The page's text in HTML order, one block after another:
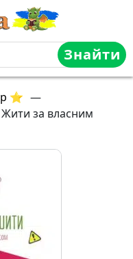
Знайти
⭐ —
за власним